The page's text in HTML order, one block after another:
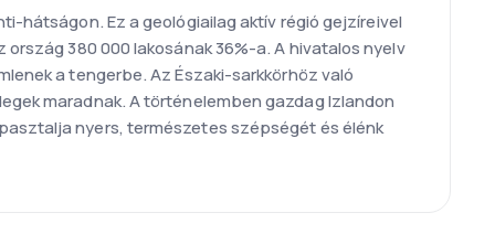
hátságon. Ez a geológiailag aktív régió gejzíreivel
380 000 lakosának 36%-a. A hivatalos nyelv
a tengerbe. Az Északi-sarkkörhöz való
maradnak. A történelemben gazdag Izlandon
nyers, természetes szépségét és élénk